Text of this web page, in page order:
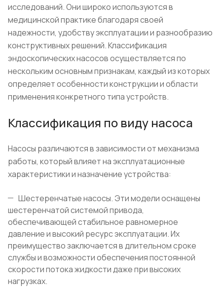
исследований. Они широко используются в
медицинской практике благодаря своей
надежности, удобству эксплуатации и разнообразию
конструктивных решений. Классификация
эндоскопических насосов осуществляется по
нескольким основным признакам, каждый из которых
определяет особенности конструкции и области
применения конкретного типа устройств.
Классификация по виду насоса
Насосы различаются в зависимости от механизма
работы, который влияет на эксплуатационные
характеристики и назначение устройства:
Шестеренчатые насосы. Эти модели оснащены
шестеренчатой системой привода,
обеспечивающей стабильное равномерное
давление и высокий ресурс эксплуатации. Их
преимущество заключается в длительном сроке
службы и возможности обеспечения постоянной
скорости потока жидкости даже при высоких
нагрузках.